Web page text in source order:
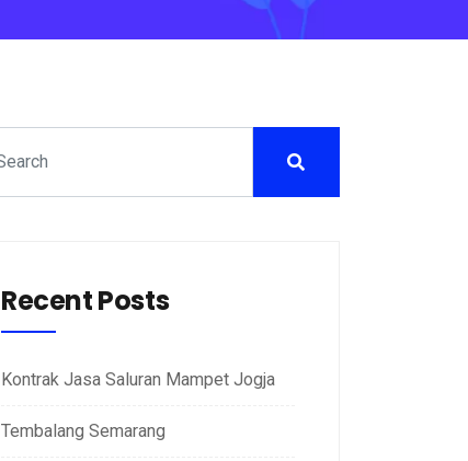
Recent Posts
Kontrak Jasa Saluran Mampet Jogja
Tembalang Semarang